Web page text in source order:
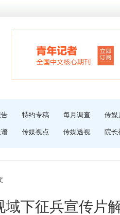
特约专稿 每月调查 传媒
传媒视点 传媒透视 院长
域下征兵宣传片